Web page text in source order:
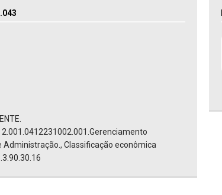
Administração., Classificação econômica